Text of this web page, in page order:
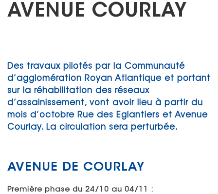
AVENUE COURLAY
Des travaux pilotés par la Communauté
d’agglomération Royan Atlantique et portant
sur la réhabilitation des réseaux
d’assainissement, vont avoir lieu à partir du
mois d’octobre Rue des Eglantiers et Avenue
Courlay. La circulation sera perturbée.
AVENUE DE COURLAY
Première phase du 24/10 au 04/11 :